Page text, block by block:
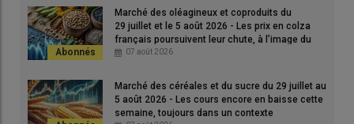
Lesexportations deblé tendreet d’orge fourragèreen 2025-
2026 sont respectivement en baisse de près de 10 % (à 1 450
000 t) et 20 % (à 372 000 t) par rapport à la campagne de
référence 2023-2024.
Insérer tableau d'exportations
Les chargements depulpe de betterave déshydratée
Marché des oléagineux et coproduits du
29 juillet et le 5 août 2026 - Les prix en colza
français poursuivent leur chute, à l’image du
soja états-unien et du pétrole
07 août 2026
Marché des céréales et du sucre du 29 juillet au
5 août 2026 - Les cours encore en baisse cette
semaine, toujours dans un contexte